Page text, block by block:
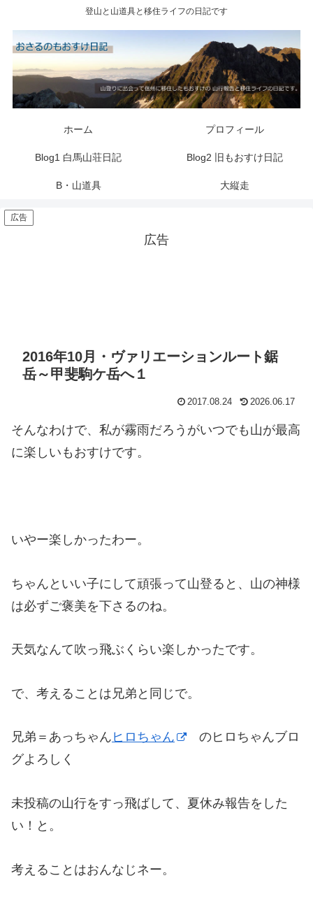
登山と山道具と移住ライフの日記です
ホーム プロフィール
Blog1 白馬山荘日記 Blog2 旧もおすけ日記
B・山道具 大縦走
広告
広告
2016年10月・ヴァリエーションルート鋸
岳～甲斐駒ケ岳へ１
2017.08.24 2026.06.17
そんなわけで、私が霧雨だろうがいつでも山が最高
に楽しいもおすけです。
いやー楽しかったわー。
ちゃんといい子にして頑張って山登ると、山の神様
は必ずご褒美を下さるのね。
天気なんて吹っ飛ぶくらい楽しかったです。
で、考えることは兄弟と同じで。
兄弟＝あっちゃん ヒロちゃん
のヒロちゃんブロ
グよろしく
未投稿の山行をすっ飛ばして、夏休み報告をした
い！と。
考えることはおんなじネー。